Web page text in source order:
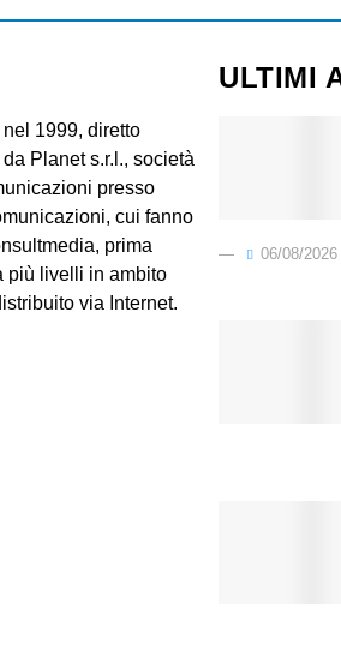
1999, diretto
Planet s.r.l., società
presso
cui fanno
prima
più livelli in ambito
via Internet.
ULTIMI
06/08/2026